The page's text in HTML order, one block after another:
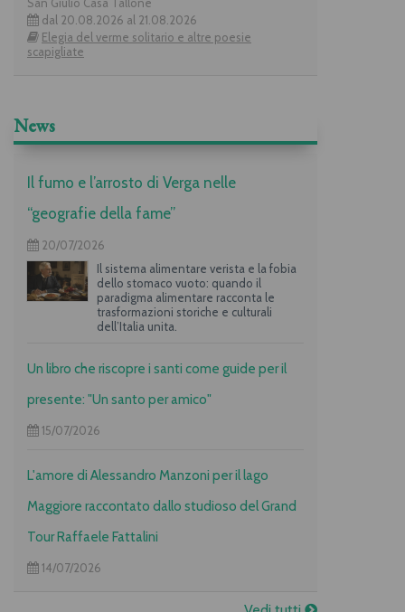
dal 20.08.2026 al 21.08.2026
Elegia del verme solitario e altre poesie
scapigliate
News
Il fumo e l’arrosto di Verga nelle
“geografie della fame”
20/07/2026
Il sistema alimentare verista e la fobia
dello stomaco vuoto: quando il
paradigma alimentare racconta le
trasformazioni storiche e culturali
dell’Italia unita.
Un libro che riscopre i santi come guide per il
presente: "Un santo per amico"
15/07/2026
L'amore di Alessandro Manzoni per il lago
Maggiore raccontato dallo studioso del Grand
Tour Raffaele Fattalini
14/07/2026